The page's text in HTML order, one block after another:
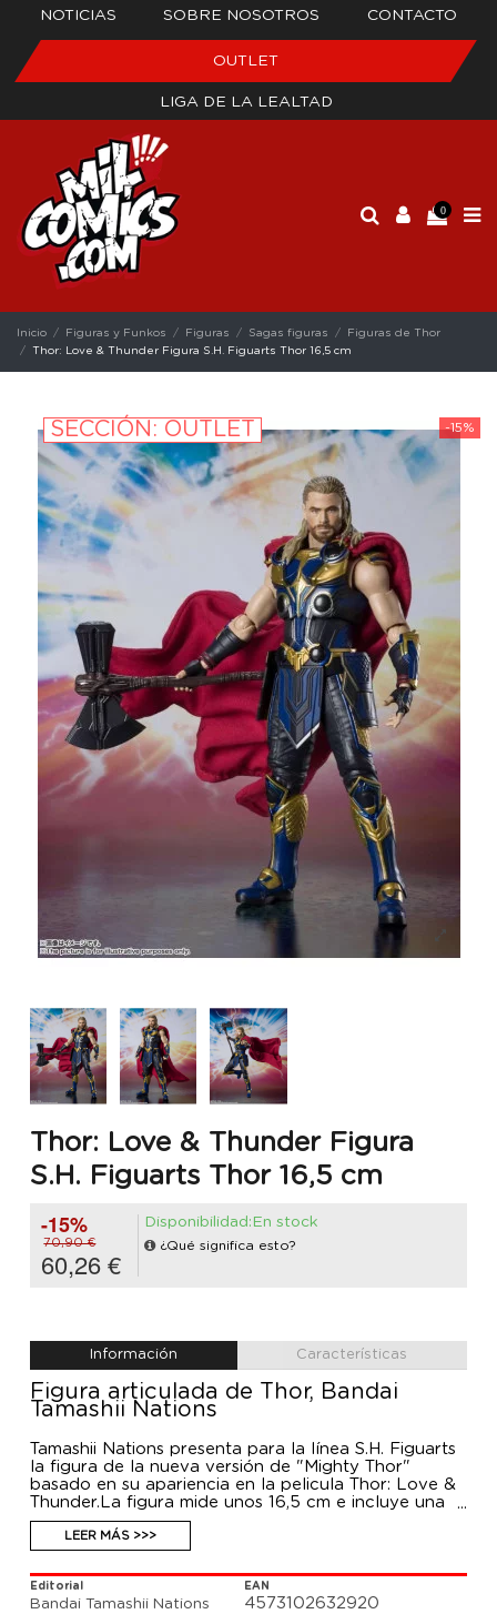
NOTICIAS SOBRE NOSOTROS CONTACTO
OUTLET
LIGA DE LA LEALTAD
0
Inicio Figuras y Funkos Figuras Sagas figuras
Figuras de Thor
Thor: Love & Thunder Figura S.H. Figuarts Thor 16,5 cm
-15%
SECCIÓN: OUTLET
Thor: Love & Thunder Figura
S.H. Figuarts Thor 16,5 cm
-15%
70,90 €
60,26 €
Disponibilidad:En stock
¿Qué significa esto?
Información Características
Figura articulada de Thor, Bandai
Tamashii Nations
Tamashii Nations presenta para la línea S.H. Figuarts
la figura de la nueva versión de "Mighty Thor"
basado en su apariencia en la pelicula Thor: Love &
Thunder.La figura mide unos 16,5 cm e incluye una
capa con cables internos para posabilidad hacen de
esta una de las representaciones más dinámicas del
héroe que se haya hecho. Se incluye también 1x
cabeza opcional, 2x pares de manos opcionales, 1x
hacha (Stormbreaker) y 1x parte de efectos.
LEER MÁS >>>
Editorial
Bandai Tamashii Nations
EAN
4573102632920